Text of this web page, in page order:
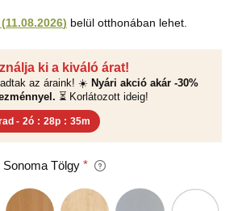
ki a kiváló árat!
az áraink! ☀️ Nyári akció akár -30%
⏳ Korlátozott ideig!
- 2ó : 28p : 34m
Sonoma Tölgy
(11.08.2026) belül otthonában lehet.